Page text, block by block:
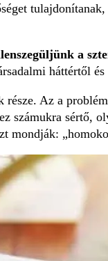
a
háttértől
Az a
számukra sértő,
mondják: